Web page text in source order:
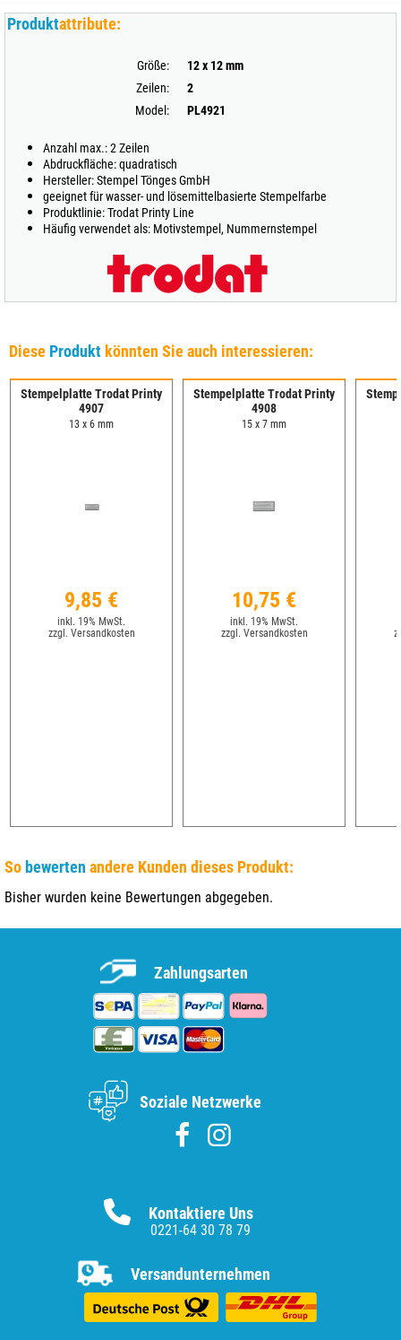
Produktattribute:
Größe:
12 x 12 mm
Zeilen:
2
Model:
PL4921
Anzahl max.: 2 Zeilen
Abdruckfläche: quadratisch
Hersteller: Stempel Tönges GmbH
geeignet für wasser- und lösemittelbasierte Stempelfarbe
Produktlinie: Trodat Printy Line
Häufig verwendet als: Motivstempel, Nummernstempel
Diese Produkt könnten Sie auch interessieren:
Stempelplatte Trodat Printy
4907
13 x 6 mm
9,85 €
inkl. 19% MwSt.
zzgl. Versandkosten
Stempelplatte Trodat Printy
4908
15 x 7 mm
10,75 €
inkl. 19% MwSt.
zzgl. Versandkosten
So bewerten andere Kunden dieses Produkt:
Bisher wurden keine Bewertungen abgegeben.
Kontaktiere Uns
0221-64 30 78 79
Versandunternehmen
Zahlungsarten
Soziale Netzwerke